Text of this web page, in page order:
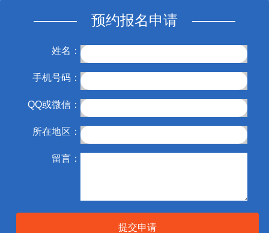
——— 预约报名申请 ———
姓名：
手机号码：
QQ或微信：
所在地区：
留言：
提交申请